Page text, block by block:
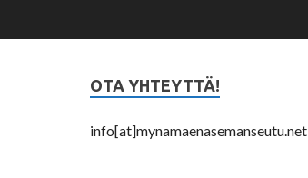
OTA YHTEYTTÄ!
info[at]mynamaenasemanseutu.net